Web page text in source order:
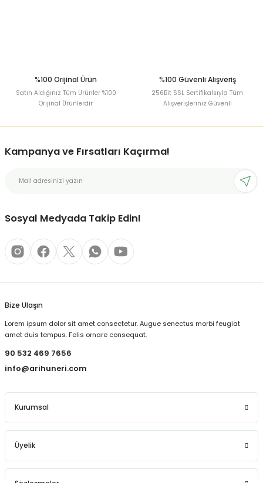
%100 Orijinal Ürün
Satın Aldığınız Tüm Ürünler %100
Orijinal Ürünlerdir
%100 Güvenli Alışveriş
256Bit SSL Sertifikalsıyla Tüm
Alışverişleriniz Güvenli
Kampanya ve Fırsatları Kaçırma!
Sosyal Medyada Takip Edin!
Bize Ulaşın
Lorem ipsum dolor sit amet consectetur. Augue senectus morbi feugiat
amet duis tempus. Felis ornare consequat.
90 532 469 7656
info@arihuneri.com
Kurumsal
Üyelik